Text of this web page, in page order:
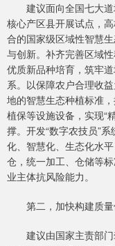
建议面向全国七大道
核心产区县开展试点，
合的国家级区域性智慧
与创新。补齐完善区域
优质新品种培育，筑牢
系。以保障农户合理收
地的智慧生态种植标准
植保等设施设备，实现“
撑。开发“数字农技员”
化、智慧化、生态化水
仓，统一加工、仓储等
业主体抗风险能力。
第二，加快构建质量
建议由国家主责部门